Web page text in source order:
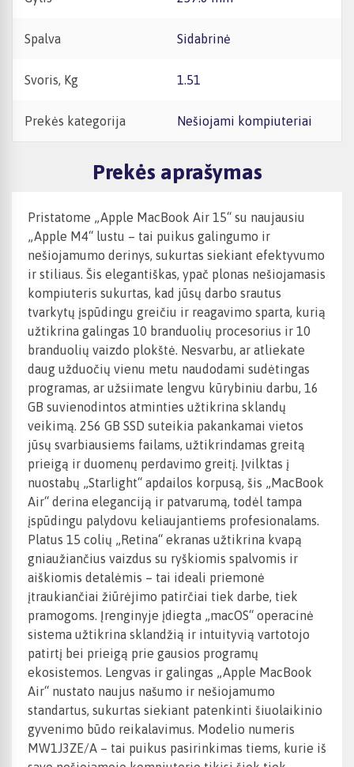
Spalva Sidabrinė
Svoris, Kg 1.51
Prekės kategorija Nešiojami kompiuteriai
Prekės aprašymas
Pristatome „Apple MacBook Air 15“ su naujausiu
„Apple M4“ lustu – tai puikus galingumo ir
nešiojamumo derinys, sukurtas siekiant efektyvumo
ir stiliaus. Šis elegantiškas, ypač plonas nešiojamasis
kompiuteris sukurtas, kad jūsų darbo srautus
tvarkytų įspūdingu greičiu ir reagavimo sparta, kurią
užtikrina galingas 10 branduolių procesorius ir 10
branduolių vaizdo plokštė. Nesvarbu, ar atliekate
daug užduočių vienu metu naudodami sudėtingas
programas, ar užsiimate lengvu kūrybiniu darbu, 16
GB suvienodintos atminties užtikrina sklandų
veikimą. 256 GB SSD suteikia pakankamai vietos
jūsų svarbiausiems failams, užtikrindamas greitą
prieigą ir duomenų perdavimo greitį. Įvilktas į
nuostabų „Starlight“ apdailos korpusą, šis „MacBook
Air“ derina eleganciją ir patvarumą, todėl tampa
įspūdingu palydovu keliaujantiems profesionalams.
Platus 15 colių „Retina“ ekranas užtikrina kvapą
gniaužiančius vaizdus su ryškiomis spalvomis ir
aiškiomis detalėmis – tai ideali priemonė
įtraukiančiai žiūrėjimo patirčiai tiek darbe, tiek
pramogoms. Įrenginyje įdiegta „macOS“ operacinė
sistema užtikrina sklandžią ir intuityvią vartotojo
patirtį bei prieigą prie gausios programų
ekosistemos. Lengvas ir galingas „Apple MacBook
Air“ nustato naujus našumo ir nešiojamumo
standartus, sukurtas siekiant patenkinti šiuolaikinio
gyvenimo būdo reikalavimus. Modelio numeris
MW1J3ZE/A – tai puikus pasirinkimas tiems, kurie iš